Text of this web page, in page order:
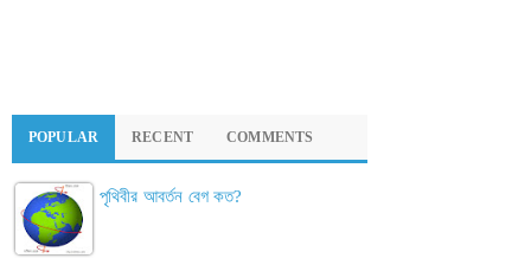
POPULAR RECENT COMMENTS
পৃথিবীর আবর্তন বেগ কত?